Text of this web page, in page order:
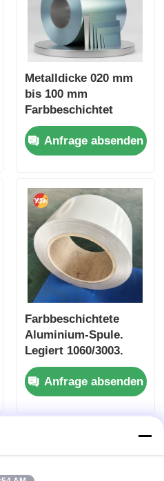
Metalldicke 020 mm
bis 100 mm
Farbbeschichtet
Aluminium-Spule
Beschichtetes
Material für leichte
Lösungen
Anfrage absenden
Farbbeschichtete
Aluminium-Spule.
Legiert 1060/3003.
PE/PVDF-
Beschichtung.
Spezialisiert auf Dach
/ Außenwände /
Anfrage absenden